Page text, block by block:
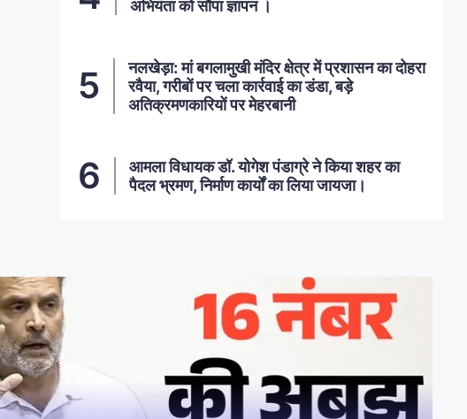
अभियंता को सौंपा ज्ञापन ।
नलखेड़ा: मां बगलामुखी मंदिर क्षेत्र में प्रशासन का दोहरा
रवैया, गरीबों पर चला कार्रवाई का डंडा, बड़े
अतिक्रमणकारियों पर मेहरबानी
आमला विधायक डॉ. योगेश पंडाग्रे ने किया शहर का
पैदल भ्रमण, निर्माण कार्यों का लिया जायजा।